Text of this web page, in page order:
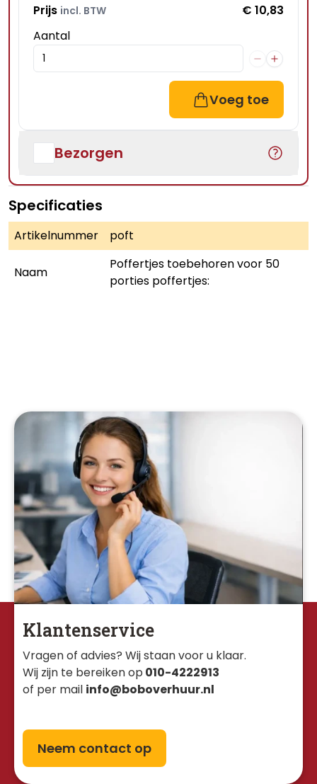
Prijs incl. BTW
€ 10,83
Aantal
Voeg toe
Bezorgen
Specificaties
Artikelnummer poft
Naam
Poffertjes toebehoren voor 50
porties poffertjes:
Klantenservice
Vragen of advies? Wij staan voor u klaar.
Wij zijn te bereiken op 010-4222913
of per mail info@boboverhuur.nl
Neem contact op